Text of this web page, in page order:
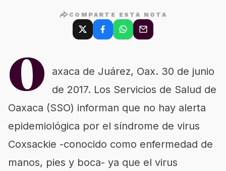
COMPARTE ESTA NOTA
O
axaca de Juárez, Oax. 30 de junio
de 2017. Los Servicios de Salud de
Oaxaca (SSO) informan que no hay alerta
epidemiológica por el síndrome de virus
Coxsackie -conocido como enfermedad de
manos, pies y boca- ya que el virus